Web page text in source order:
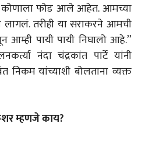
फोड आले आहेत. आमच्या
तरीही या सराकरने आमची
पायी पायी निघालो आहे.”
नंदा चंद्रकांत पार्टे यांनी
निकम यांच्याशी बोलताना व्यक्त
म्हणजे काय?